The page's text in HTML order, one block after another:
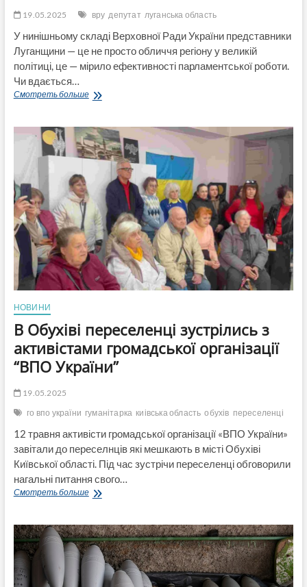
19.05.2025 вру депутат луганська область
У нинішньому складі Верховної Ради України представники
Луганщини — це не просто обличчя регіону у великій
політиці, це — мірило ефективності парламентської роботи.
Чи вдається…
Смотреть большеКоефіціент
для
виборців:
чим
займаються
нардепи
від
Луганщини
парламенті
НОВИНИ
В Обухіві переселенці зустрілись з
активістами громадської організації
“ВПО України”
19.05.2025
го впо україни гуманітарка киівська область обухів переселенці
12 травня активісти громадської організації «ВПО України»
завітали до переселнців які мешкають в місті Обухіві
Київської області. Під час зустрічи переселенці обговорили
нагальні питання свого…
Смотреть большеВ
зустрілись
з
активістами
громадської
організації